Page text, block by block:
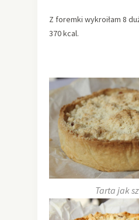
Z foremki wykroiłam 8
370 kcal.
Tarta jak